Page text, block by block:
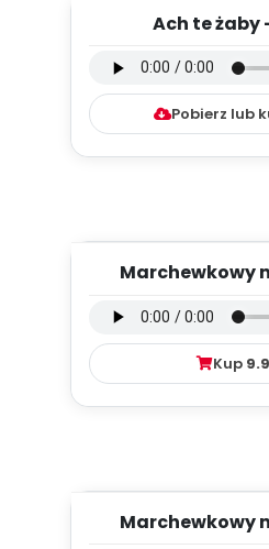
Ach te żaby
Pobierz lub
Marchewkowy
Kup
Marchewkowy